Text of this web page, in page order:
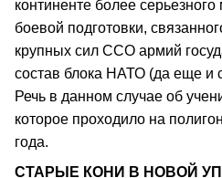
континенте более
боевой подготовки,
крупных сил ССО армий
состав блока НАТО (да еще и
Речь в данном случае об
которое проходило на
года.
СТАРЫЕ КОНИ В НОВОЙ